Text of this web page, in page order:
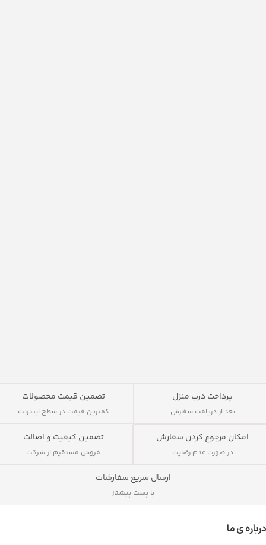
پرداخت درب منزل
بعد از دریافت سفارش
تضمین قیمت محصولات
کمترین قیمت در سطح اینترنت
امکان مرجوع کردن سفارش
در صورت عدم رضایت
تضمین کیفیت و اصالت
فروش مستقیم از شرکت
ارسال سریع سفارشات
با پست پیشتاز
درباره ی ما